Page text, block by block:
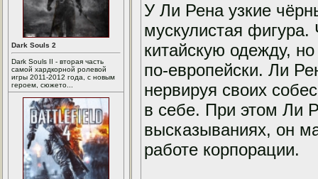
Dark Souls 2
Dark Souls II - вторая часть
самой хардкорной ролевой
игры 2011-2012 года, с новым
героем, сюжето...
У Ли Рена узкие
мускулистая
китайскую одежду,
по-европейски. Ли
нервируя своих
в себе. При этом Ли
высказываниях, он
работе корпорации.